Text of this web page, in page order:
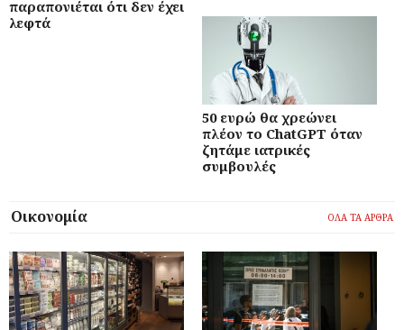
παραπονιέται ότι δεν έχει
λεφτά
50 ευρώ θα χρεώνει
πλέον το ChatGPT όταν
ζητάμε ιατρικές
συμβουλές
Οικονομία ΟΛΑ ΤΑ ΑΡΘΡΑ